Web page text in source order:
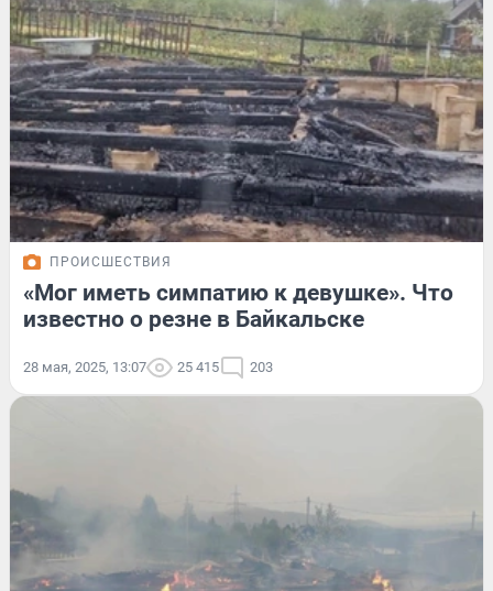
ПРОИСШЕСТВИЯ
«Мог иметь симпатию к девушке». Что
известно о резне в Байкальске
28 мая, 2025, 13:07 25 415 203